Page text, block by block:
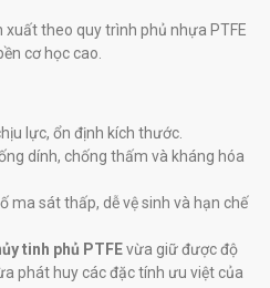
xuất theo quy trình phủ nhựa PTFE
cơ học cao.
lực, ổn định kích thước.
dính, chống thấm và kháng hóa
ma sát thấp, dễ vệ sinh và hạn chế
tinh phủ PTFEvừa giữ được độ
phát huy các đặc tính ưu việt của